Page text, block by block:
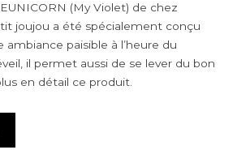
(My Violet) de chez
joujou a été spécialement conçu
ambiance paisible à l’heure du
il permet aussi de se lever du bon
en détail ce produit.